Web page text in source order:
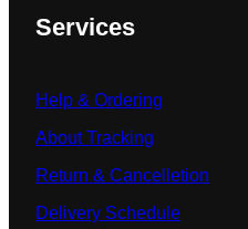
Services
Help & Ordering
About Tracking
Return & Cancelletion
Delivery Schedule